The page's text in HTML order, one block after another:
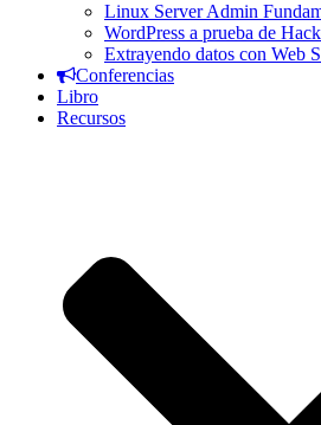
Linux Server Admin
WordPress a prueba de
Extrayendo datos con Web
Conferencias
Libro
Recursos